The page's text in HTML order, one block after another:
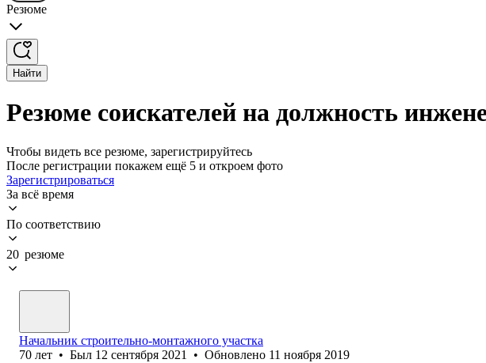
Резюме
Найти
Резюме соискателей на должность
Чтобы видеть все резюме, зарегистрируйтесь
После регистрации покажем ещё 5 и откроем фото
Зарегистрироваться
За всё время
По соответствию
20 резюме
Начальник строительно-монтажного участка
70 лет • Был 12 сентября 2021 • Обновлено 11 ноября 2019